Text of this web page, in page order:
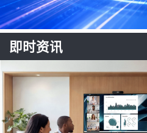
即时资讯